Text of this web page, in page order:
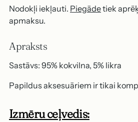
Nodokļi iekļauti. Piegādetiek
apmaksu.
Apraksts
Sastāvs: 95% kokvilna, 5% likra
Papildus aksesuāriem ir tikai
Izmēru ceļvedis: